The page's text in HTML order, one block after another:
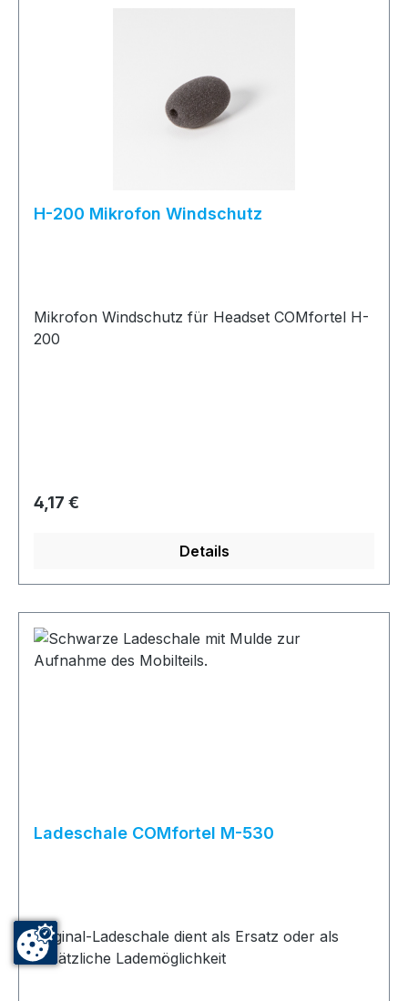
H-200 Mikrofon Windschutz
Mikrofon Windschutz für Headset COMfortel H-
200
Regulärer Preis:
4,17 €
Details
Ladeschale COMfortel M-530
Original-Ladeschale dient als Ersatz oder als
zusätzliche Lademöglichkeit